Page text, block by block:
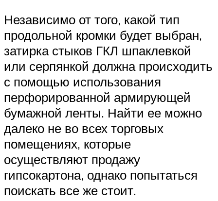
Независимо от того, какой тип
продольной кромки будет выбран,
затирка стыков ГКЛ шпаклевкой
или серпянкой должна происходить
с помощью использования
перфорированной армирующей
бумажной ленты. Найти ее можно
далеко не во всех торговых
помещениях, которые
осуществляют продажу
гипсокартона, однако попытаться
поискать все же стоит.